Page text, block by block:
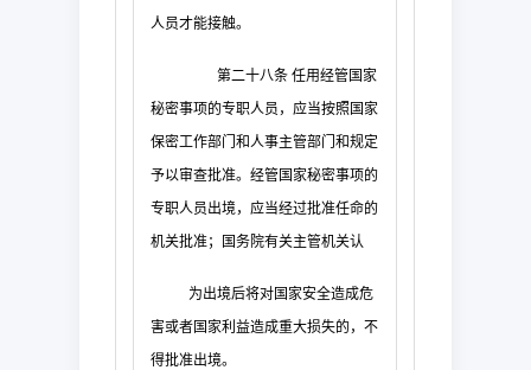
人员才能接触。
第二十八条 任用经管国家
秘密事项的专职人员，应当按照国家
保密工作部门和人事主管部门和规定
予以审查批准。经管国家秘密事项的
专职人员出境，应当经过批准任命的
机关批准；国务院有关主管机关认
为出境后将对国家安全造成危
害或者国家利益造成重大损失的，不
得批准出境。